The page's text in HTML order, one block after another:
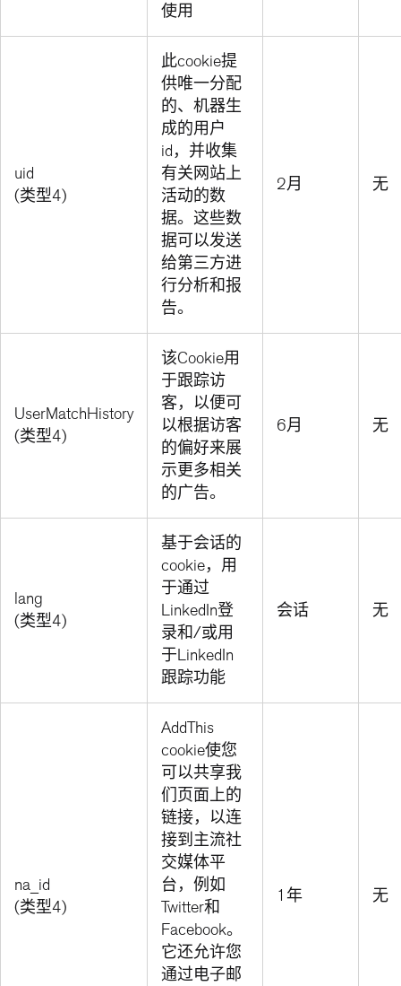
使用
uid
(类型4)
此cookie提
供唯一分配
的、机器生
成的用户
id，并收集
有关网站上
活动的数
据。这些数
据可以发送
给第三方进
行分析和报
告。
2月 无
UserMatchHistory
(类型4)
该Cookie用
于跟踪访
客，以便可
以根据访客
的偏好来展
示更多相关
的广告。
6月 无
lang
(类型4)
基于会话的
cookie，用
于通过
LinkedIn登
录和/或用
于LinkedIn
跟踪功能
会话 无
na_id
(类型4)
AddThis
cookie使您
可以共享我
们页面上的
链接，以连
接到主流社
交媒体平
台，例如
Twitter和
Facebook。
它还允许您
通过电子邮
1年 无